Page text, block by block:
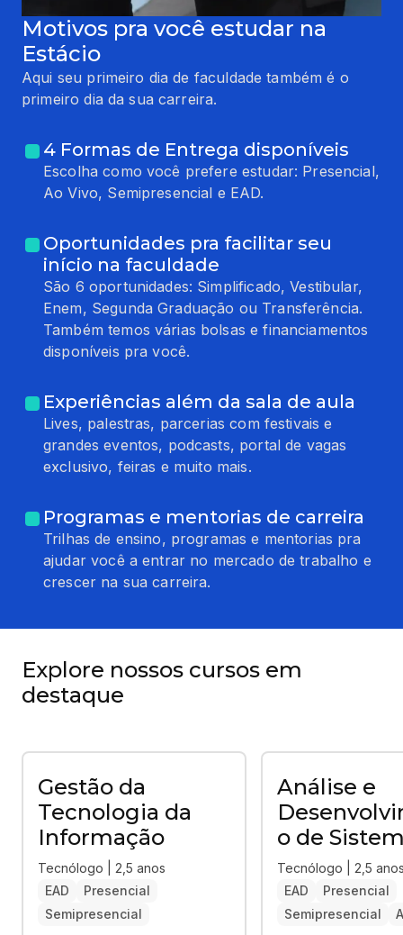
Motivos pra você estudar na
Estácio
Aqui seu primeiro dia de faculdade também é o
primeiro dia da sua carreira.
4 Formas de Entrega disponíveis
Escolha como você prefere estudar: Presencial,
Ao Vivo, Semipresencial e EAD.
Oportunidades pra facilitar seu
início na faculdade
São 6 oportunidades: Simplificado, Vestibular,
Enem, Segunda Graduação ou Transferência.
Também temos várias bolsas e financiamentos
disponíveis pra você.
Experiências além da sala de aula
Lives, palestras, parcerias com festivais e
grandes eventos, podcasts, portal de vagas
exclusivo, feiras e muito mais.
Programas e mentorias de carreira
Trilhas de ensino, programas e mentorias pra
ajudar você a entrar no mercado de trabalho e
crescer na sua carreira.
Explore nossos cursos em
destaque
Gestão da
Tecnologia da
Informação
Tecnólogo | 2,5 anos
EAD
Presencial
Semipresencial
Análise e
o de
Tecnólogo | 2,5
EAD
Presencial
Semipresencial